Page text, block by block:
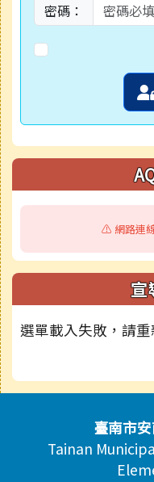
密碼：
⚠️ 網路連
宣
選單載入失敗，請重
頁尾區域內容
臺南市
Tainan